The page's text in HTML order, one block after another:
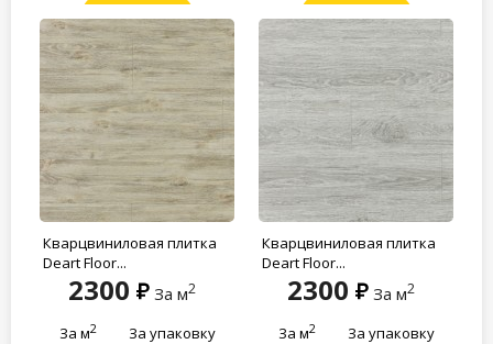
Заказать Заказать
Кварцвиниловая плитка
Deart Floor...
2300 За м2
За м2 За упаковку
Кварцвиниловая плитка
Deart Floor...
2300 За м2
За м2 За упаковку